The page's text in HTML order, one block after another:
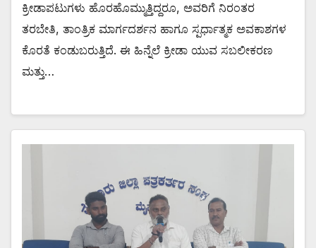
ಕ್ರೀಡಾಪಟುಗಳು ಹೊರಹೊಮ್ಮುತ್ತಿದ್ದರೂ, ಅವರಿಗೆ ನಿರಂತರ
ತರಬೇತಿ, ತಾಂತ್ರಿಕ ಮಾರ್ಗದರ್ಶನ ಹಾಗೂ ಸ್ಪರ್ಧಾತ್ಮಕ ಅವಕಾಶಗಳ
ಕೊರತೆ ಕಂಡುಬರುತ್ತಿದೆ. ಈ ಹಿನ್ನೆಲೆ ಕ್ರೀಡಾ ಯುವ ಸಬಲೀಕರಣ
ಮತ್ತು…